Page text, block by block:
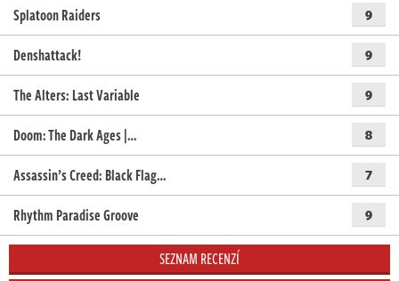
Splatoon Raiders 9
Denshattack! 9
The Alters: Last Variable 9
Doom: The Dark Ages |… 8
Assassin’s Creed: Black Flag… 7
Rhythm Paradise Groove 9
SEZNAM RECENZÍ